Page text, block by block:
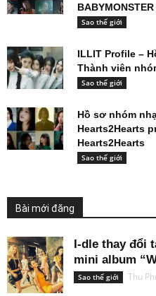
Sao thế giới
ILLIT Profile –
Thành viên
Sao thế giới
Hồ sơ nhóm
Hearts2Hearts
Hearts2Hearts
Sao thế giới
Bài mới đăng
I-dle thay đổi
mini album
Sao thế giới Thu